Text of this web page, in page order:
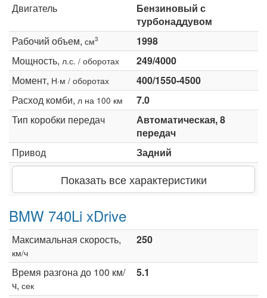
Двигатель
Бензиновый с
турбонаддувом
Рабочий объем, см3
1998
Мощность, л.с. / оборотах
249/4000
Момент, Н·м / оборотах
400/1550-4500
Расход комби, л на 100 км
7.0
Тип коробки передач
Автоматическая, 8
передач
Привод
Задний
Показать все характеристики
BMW 740Li xDrive
Максимальная скорость,
км/ч
250
Время разгона до 100 км/
ч, сек
5.1